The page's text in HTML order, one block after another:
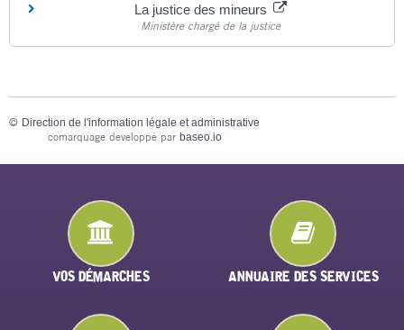
La justice des mineurs
Ministère chargé de la justice
© Direction de l'information légale et administrative
comarquage developpé par baseo.io
VOS DÉMARCHES ANNUAIRE DES SERVICES